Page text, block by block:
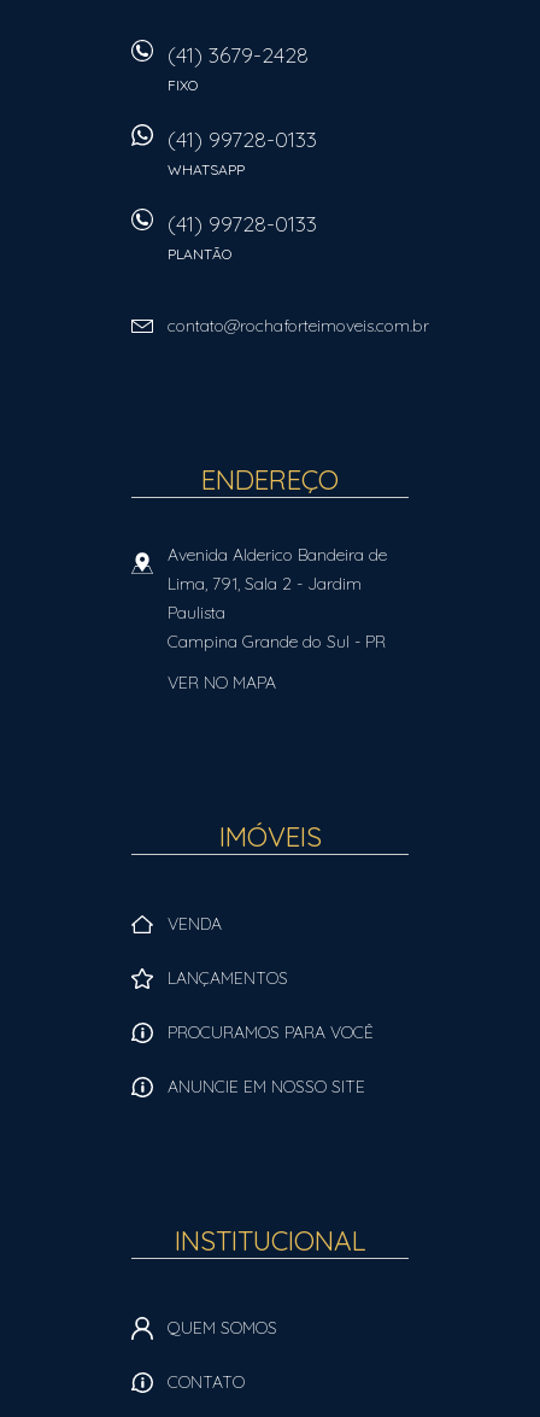
(41) 3679-2428
FIXO
(41) 99728-0133
WHATSAPP
(41) 99728-0133
PLANTÃO
contato@rochaforteimoveis.com.br
ENDEREÇO
Avenida Alderico Bandeira de
Lima, 791, Sala 2 - Jardim
Paulista
Campina Grande do Sul - PR
VER NO MAPA
IMÓVEIS
VENDA
LANÇAMENTOS
PROCURAMOS PARA VOCÊ
ANUNCIE EM NOSSO SITE
INSTITUCIONAL
QUEM SOMOS
CONTATO